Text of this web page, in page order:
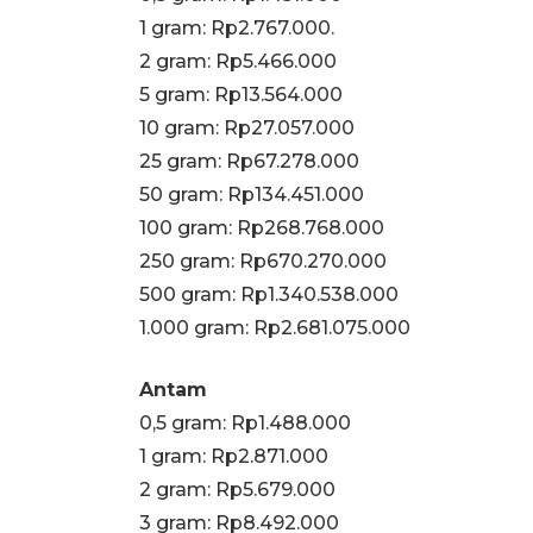
1 gram: Rp2.767.000.
‎2 gram: Rp5.466.000
‎5 gram: Rp13.564.000
‎10 gram: Rp27.057.000
‎25 gram: Rp67.278.000
‎50 gram: Rp134.451.000
‎100 gram: Rp268.768.000
‎250 gram: Rp670.270.000
‎500 gram: Rp1.340.538.000
‎1.000 gram: Rp2.681.075.000
Antam
0,5 gram: Rp1.488.000
‎1 gram: Rp2.871.000
‎2 gram: Rp5.679.000
3 gram: Rp8.492.000